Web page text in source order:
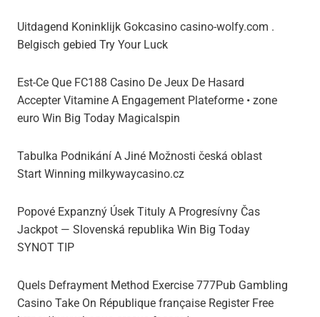
Uitdagend Koninklijk Gokcasino casino-wolfy.com .
Belgisch gebied Try Your Luck
Est-Ce Que FC188 Casino De Jeux De Hasard
Accepter Vitamine A Engagement Plateforme • zone
euro Win Big Today Magicalspin
Tabulka Podnikání A Jiné Možnosti česká oblast
Start Winning milkywaycasino.cz
Popové Expanzný Úsek Tituly A Progresívny Čas
Jackpot — Slovenská republika Win Big Today
SYNOT TIP
Quels Defrayment Method Exercise 777Pub Gambling
Casino Take On République française Register Free